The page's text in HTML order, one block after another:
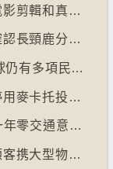
【十萬八千里】加州生物學家播放電影剪輯和真人聲音驅狼
【十萬八千里】國際自然保育聯盟確認長頸鹿分四個品種有助制訂保育方案
【十萬八千里】⁠微軟成立50周年全球仍有多項民生系統沿用舊視窗系統
【十萬八千里】非洲聯盟支持爭取停用麥卡托投影法地點
【十萬八千里】⁠芬蘭赫爾辛基過去一年零交通意外致死個案
【十萬八千里】南韓連鎖咖啡店禁顧客携大型物品以減少長期佔位辦公情況